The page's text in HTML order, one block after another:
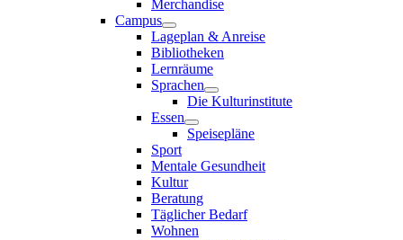
Merchandise
Campus
Lageplan & Anreise
Bibliotheken
Lernräume
Sprachen
Die Kulturinstitute
Essen
Speisepläne
Sport
Mentale Gesundheit
Kultur
Beratung
Täglicher Bedarf
Wohnen